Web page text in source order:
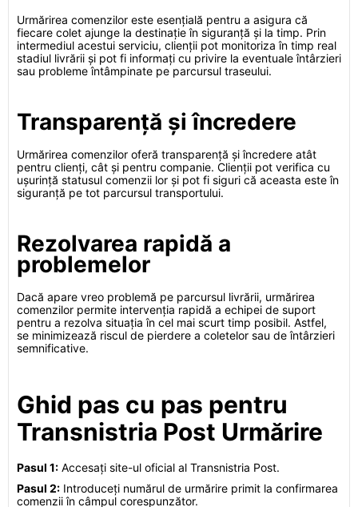
Urmărirea comenzilor este esențială pentru a asigura că
fiecare colet ajunge la destinație în siguranță și la timp. Prin
intermediul acestui serviciu, clienții pot monitoriza în timp real
stadiul livrării și pot fi informați cu privire la eventuale întârzieri
sau probleme întâmpinate pe parcursul traseului.
Transparență și încredere
Urmărirea comenzilor oferă transparență și încredere atât
pentru clienți, cât și pentru companie. Clienții pot verifica cu
ușurință statusul comenzii lor și pot fi siguri că aceasta este în
siguranță pe tot parcursul transportului.
Rezolvarea rapidă a
problemelor
Dacă apare vreo problemă pe parcursul livrării, urmărirea
comenzilor permite intervenția rapidă a echipei de suport
pentru a rezolva situația în cel mai scurt timp posibil. Astfel,
se minimizează riscul de pierdere a coletelor sau de întârzieri
semnificative.
Ghid pas cu pas pentru
Transnistria Post Urmărire
Pasul 1: Accesați site-ul oficial al Transnistria Post.
Pasul 2: Introduceți numărul de urmărire primit la confirmarea
comenzii în câmpul corespunzător.